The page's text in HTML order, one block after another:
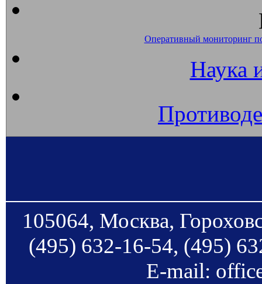
Оперативный мониторинг
Наука
105064, Москва,
(495) 632-16-54, (495)
E-mail: